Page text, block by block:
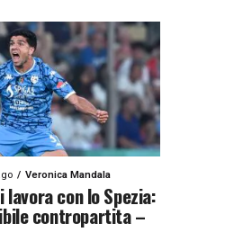
Veronica Mandala
con lo Spezia:
contropartita –